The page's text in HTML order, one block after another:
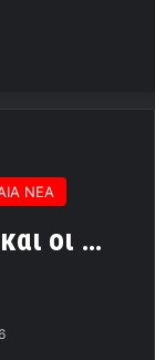
ΝΕΑ
οι …